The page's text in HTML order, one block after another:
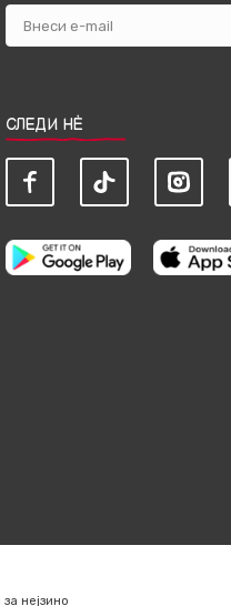
СЛЕДИ НЀ
нејзино